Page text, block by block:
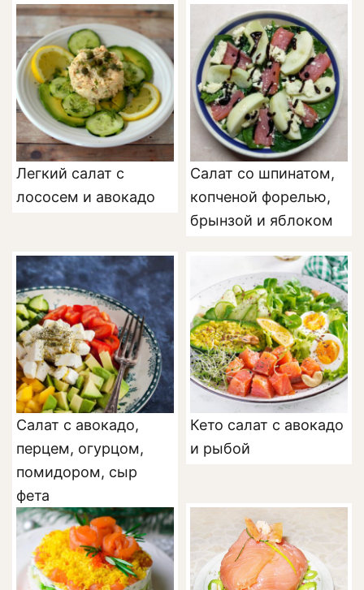
и сыром
Легкий салат с
лососем и авокадо
Салат со шпинатом,
копченой форелью,
брынзой и яблоком
Салат с авокадо,
перцем, огурцом,
помидором, сыр
фета
Кето салат с авокадо
и рыбой